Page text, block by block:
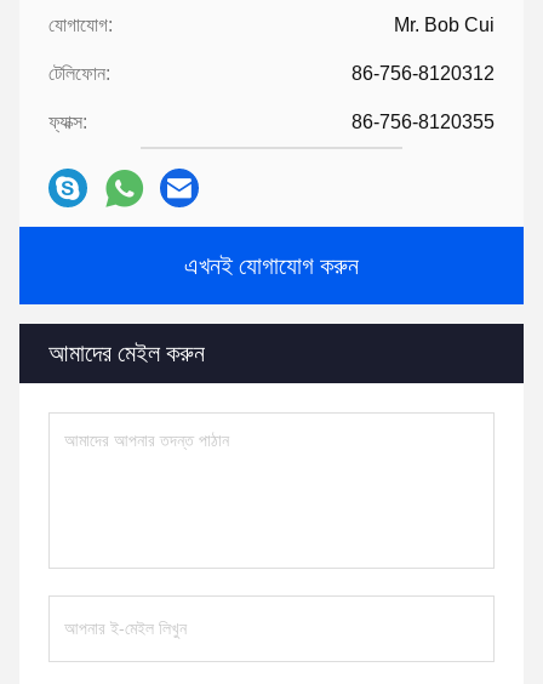
যোগাযোগ: Mr. Bob Cui
টেলিফোন: 86-756-8120312
ফ্যাক্স: 86-756-8120355
এখনই যোগাযোগ করুন
আমাদের মেইল ​​করুন